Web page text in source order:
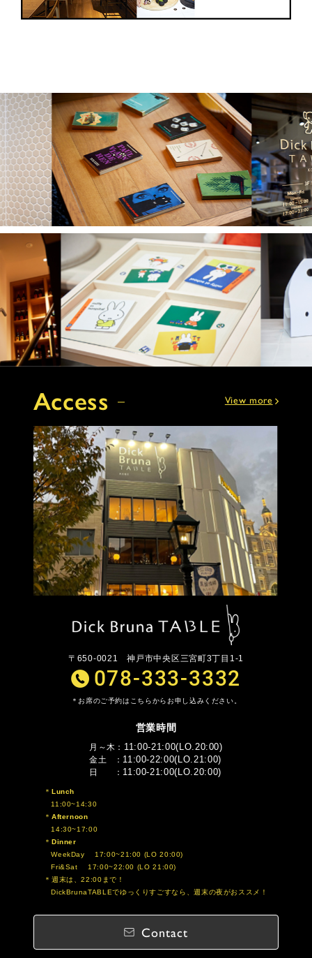
Access View more
〒650-0021神戸市中央区三宮町3丁目1-1
078-333-3332
お席のご予約はこちらからお申し込みください。
営業時間
月～木 11:00-21:00(LO.20:00)
金土 11:00-22:00(LO.21:00)
日 11:00-21:00(LO.20:00)
Lunch
11:00~14:30
Afternoon
14:30~17:00
Dinner
WeekDay 17:00~21:00 (LO 20:00)
Fri&Sat 17:00~22:00 (LO 21:00)
週末は、22:00まで！
DickBrunaTABLEでゆっくりすごすなら、週末の夜がおススメ！
Contact